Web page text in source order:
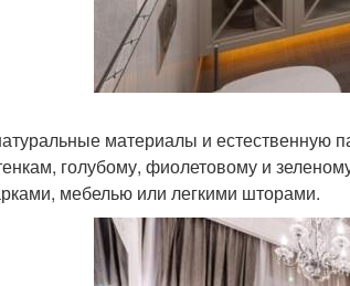
материалы и естественную
голубому, фиолетовому и
мебелью или легкими шторами.